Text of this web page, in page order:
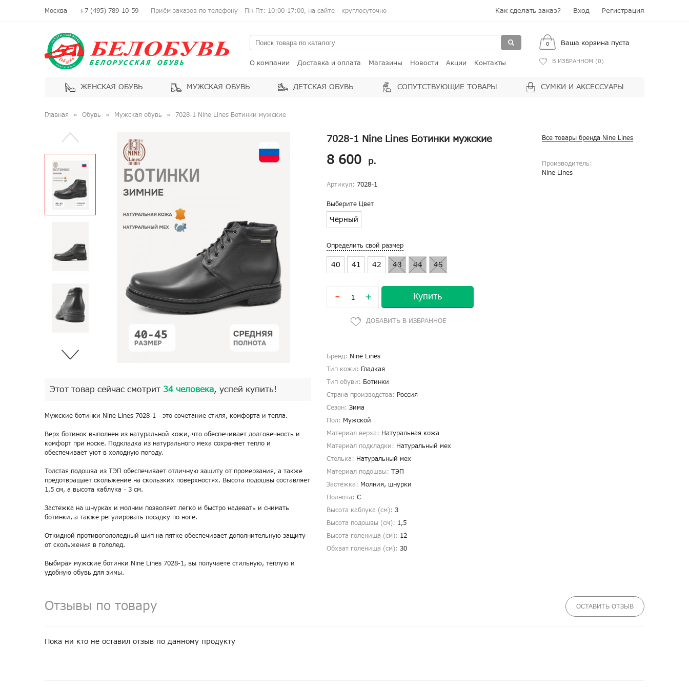
Москва +7 (495) 789-10-59 Приём заказов по телефону - Пн-Пт: 10:00-17:00, на сайте - круглосуточно Как сделать заказ? Вход Регистрация
О компании Доставка и оплата Магазины Новости Акции Контакты
0 Ваша корзина пуста
В ИЗБРАННОМ (0)
ЖЕНСКАЯ ОБУВЬ МУЖСКАЯ ОБУВЬ ДЕТСКАЯ ОБУВЬ СОПУТСТВУЮЩИЕ ТОВАРЫ СУМКИ И АКСЕССУАРЫ
Главная Обувь Мужская обувь 7028-1 Nine Lines Ботинки мужские
Этот товар сейчас смотрит 34 человека, успей купить!
Мужские ботинки Nine Lines 7028-1 - это сочетание стиля, комфорта и тепла.
Верх ботинок выполнен из натуральной кожи, что обеспечивает долговечность и
комфорт при носке. Подкладка из натурального меха сохраняет тепло и
обеспечивает уют в холодную погоду.
Толстая подошва из ТЭП обеспечивает отличную защиту от промерзания, а также
предотвращает скольжение на скользких поверхностях. Высота подошвы составляет
1,5 см, а высота каблука - 3 см.
Застежка на шнурках и молнии позволяет легко и быстро надевать и снимать
ботинки, а также регулировать посадку по ноге.
Откидной противогололедный шип на пятке обеспечивает дополнительную защиту
от скольжения в гололед.
Выбирая мужские ботинки Nine Lines 7028-1, вы получаете стильную, теплую и
удобную обувь для зимы.
Все товары бренда Nine Lines
Производитель:
Nine Lines
7028-1 Nine Lines Ботинки мужские
8 600 р.
Артикул: 7028-1
Выберите Цвет
Чёрный
Определить свой размер
40 41 42 43 44 45
- + Купить
Бренд: Nine Lines
Тип кожи: Гладкая
Тип обуви: Ботинки
Страна производства: Россия
Сезон: Зима
Пол: Мужской
Материал верха: Натуральная кожа
Материал подкладки: Натуральный мех
Стелька: Натуральный мех
Материал подошвы: ТЭП
Застёжка: Молния, шнурки
Полнота: С
Высота каблука (см): 3
Высота подошвы (см): 1,5
Высота голенища (cм): 12
Обхват голенища (cм): 30
Отзывы по товару ОСТАВИТЬ ОТЗЫВ
Пока ни кто не оставил отзыв по данному продукту